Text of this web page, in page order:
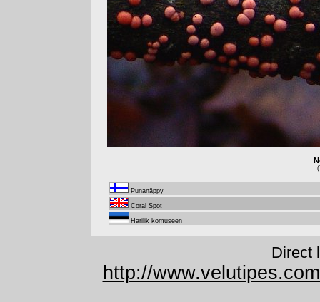
Punanäppy
Coral Spot
Harilik komuseen
Direct
http://